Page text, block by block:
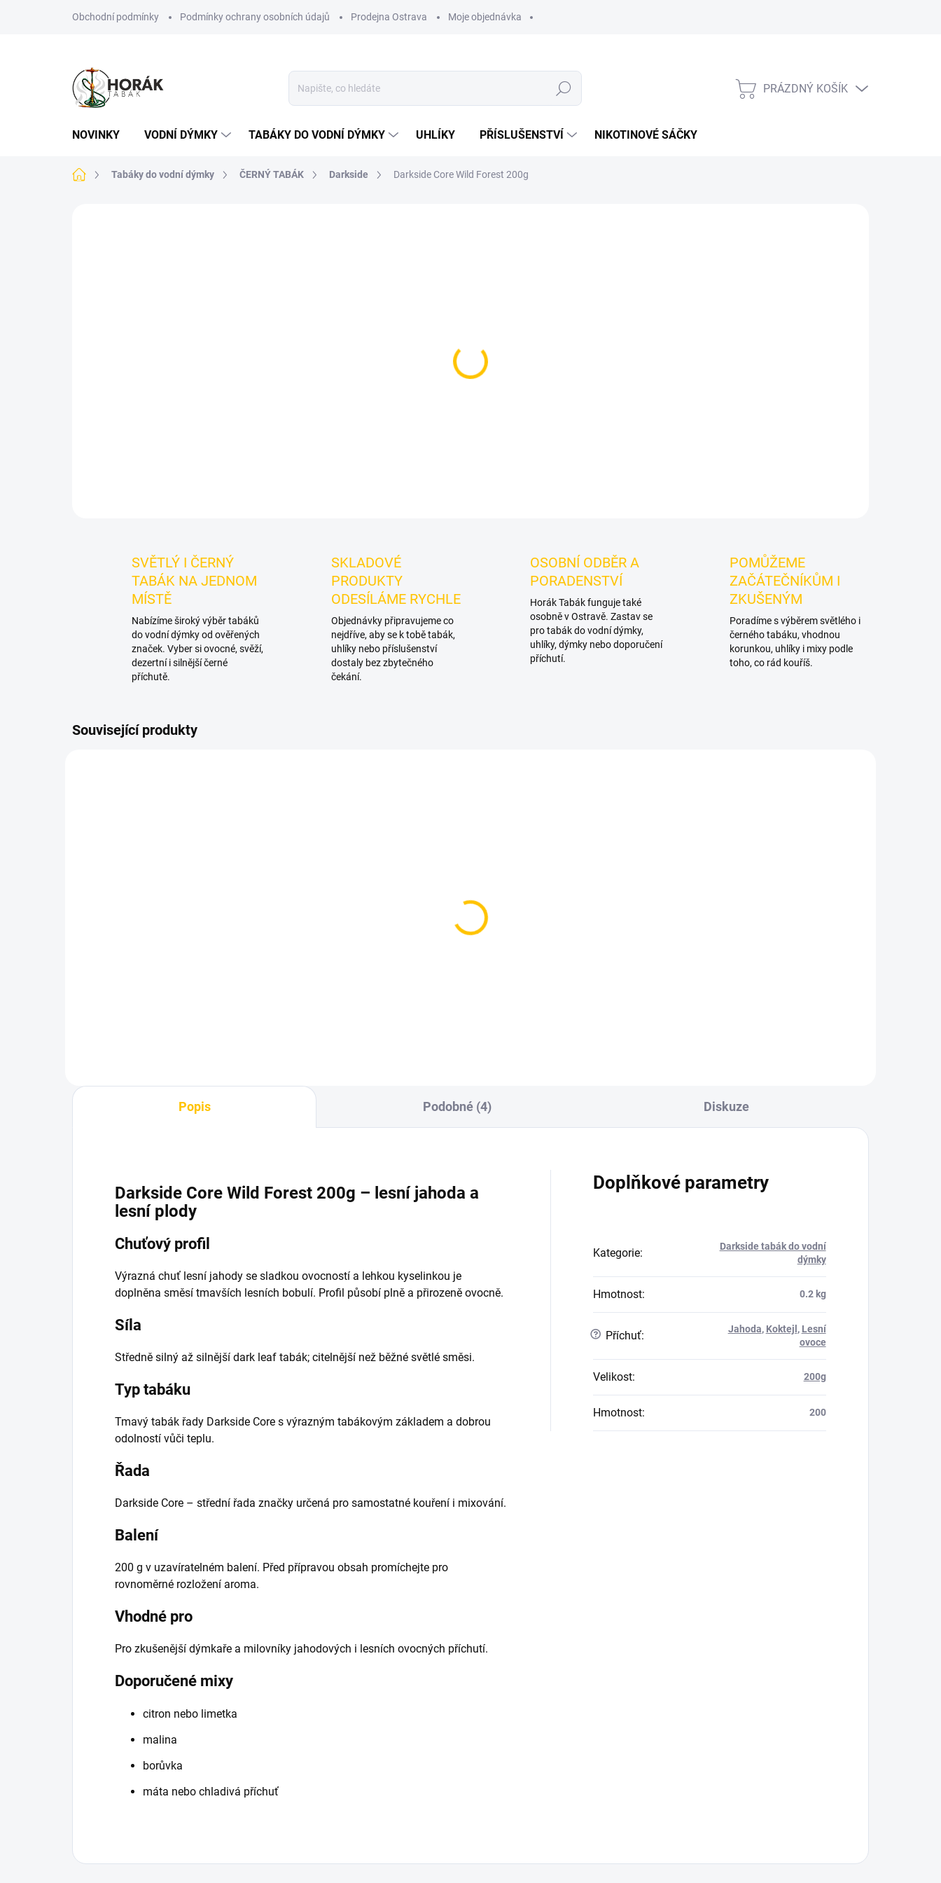
Obchodní podmínky Podmínky ochrany osobních údajů Prodejna Ostrava Moje objednávka
Hledat
NÁKUPNÍ
PRÁZDNÝ KOŠÍK
NOVINKY VODNÍ DÝMKY TABÁKY DO VODNÍ DÝMKY UHLÍKY PŘÍSLUŠENSTVÍ NIKOTINOVÉ SÁČKY
Domů Tabáky do vodní dýmky ČERNÝ TABÁK Darkside Darkside Core Wild Forest 200g
SVĚTLÝ I ČERNÝ
TABÁK NA JEDNOM
MÍSTĚ
Nabízíme široký výběr tabáků
do vodní dýmky od ověřených
značek. Vyber si ovocné, svěží,
dezertní i silnější černé
příchutě.
SKLADOVÉ
PRODUKTY
ODESÍLÁME RYCHLE
Objednávky připravujeme co
nejdříve, aby se k tobě tabák,
uhlíky nebo příslušenství
dostaly bez zbytečného
čekání.
OSOBNÍ ODBĚR A
PORADENSTVÍ
Horák Tabák funguje také
osobně v Ostravě. Zastav se
pro tabák do vodní dýmky,
uhlíky, dýmky nebo doporučení
příchutí.
POMŮŽEME
ZAČÁTEČNÍKŮM I
ZKUŠENÝM
Poradíme s výběrem světlého i
černého tabáku, vhodnou
korunkou, uhlíky i mixy podle
toho, co rád kouříš.
Související produkty
Popis Podobné (4) Diskuze
Darkside Core Wild Forest 200g – lesní jahoda a
lesní plody
Chuťový profil
Výrazná chuť lesní jahody se sladkou ovocností a lehkou kyselinkou je
doplněna směsí tmavších lesních bobulí. Profil působí plně a přirozeně ovocně.
Síla
Středně silný až silnější dark leaf tabák; citelnější než běžné světlé směsi.
Typ tabáku
Tmavý tabák řady Darkside Core s výrazným tabákovým základem a dobrou
odolností vůči teplu.
Řada
Darkside Core – střední řada značky určená pro samostatné kouření i mixování.
Balení
200 g v uzavíratelném balení. Před přípravou obsah promíchejte pro
rovnoměrné rozložení aroma.
Vhodné pro
Pro zkušenější dýmkaře a milovníky jahodových i lesních ovocných příchutí.
Doporučené mixy
citron nebo limetka
malina
borůvka
máta nebo chladivá příchuť
Doplňkové parametry
Kategorie:
Darkside tabák do vodní
dýmky
Hmotnost: 0.2 kg
? Příchuť: Jahoda, Koktejl , Lesní
ovoce
Velikost: 200g
Hmotnost: 200